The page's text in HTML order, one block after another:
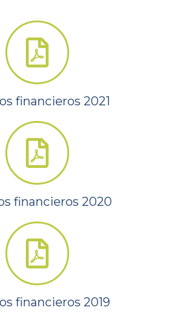
financieros 2021
financieros 2020
financieros 2019